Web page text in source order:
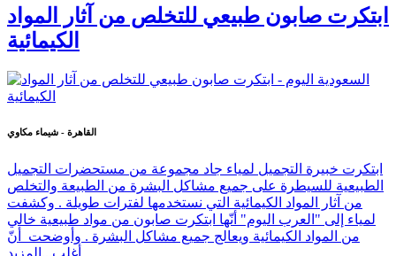
ابتكرت صابون طبيعي للتخلص من آثار المواد
الكيمائية
القاهرة - شيماء مكاوي
ابتكرت خبيرة التجميل لمياء جاد مجموعة من مستحضرات التجميل
الطبيعية للسيطرة على جميع مشاكل البشرة من الطبيعة والتخلص
من آثار المواد الكيمائية التي نستخدمها لفترات طويلة . وكشفت
لمياء إلى "العرب اليوم" أنّها ابتكرت صابون من مواد طبيعية خالي
من المواد الكيمائية ويعالج جميع مشاكل البشرة . وأوضحت أنّ
أغلب... المزيد